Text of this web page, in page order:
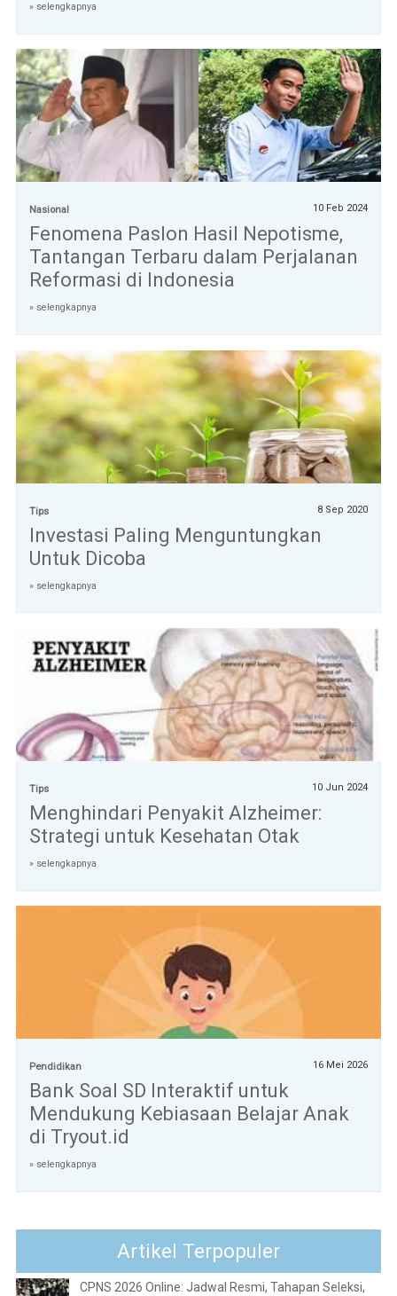
» selengkapnya
Nasional 10 Feb 2024
Fenomena Paslon Hasil Nepotisme,
Tantangan Terbaru dalam Perjalanan
Reformasi di Indonesia
» selengkapnya
Tips 8 Sep 2020
Investasi Paling Menguntungkan
Untuk Dicoba
» selengkapnya
Tips 10 Jun 2024
Menghindari Penyakit Alzheimer:
Strategi untuk Kesehatan Otak
» selengkapnya
Pendidikan 16 Mei 2026
Bank Soal SD Interaktif untuk
Mendukung Kebiasaan Belajar Anak
di Tryout.id
» selengkapnya
Artikel Terpopuler
CPNS 2026 Online: Jadwal Resmi, Tahapan Seleksi,